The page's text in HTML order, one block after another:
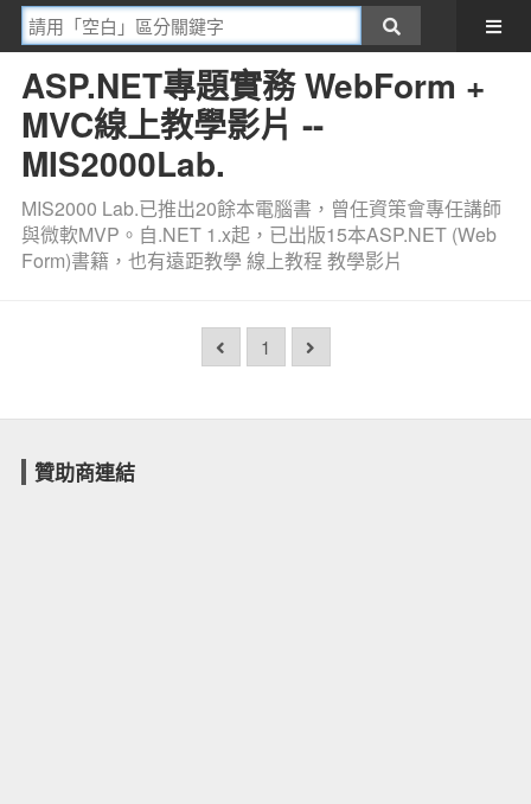
ASP.NET專題實務 WebForm +
MVC線上教學影片 --
MIS2000Lab.
MIS2000 Lab.已推出20餘本電腦書，曾任資策會專任講師
與微軟MVP。自.NET 1.x起，已出版15本ASP.NET (Web
Form)書籍，也有遠距教學 線上教程 教學影片
1
贊助商連結